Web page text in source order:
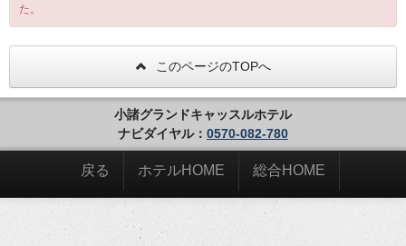
た。
このページのTOPへ
小諸グランドキャッスルホテル
ナビダイヤル： 0570-082-780
戻る ホテルHOME 総合HOME